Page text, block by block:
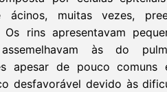
ácinos, muitas vezes,
Os rins apresentavam
às do
apesar de pouco comuns
desfavorável devido às